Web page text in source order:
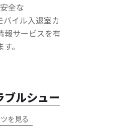
全な
イル入退室カ
報サービスを有
。
ブルシュー
を見る